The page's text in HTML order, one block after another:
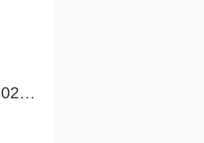
5
求
2024年陕西高考改革方案是怎样的？（2024年新高考赋分表）